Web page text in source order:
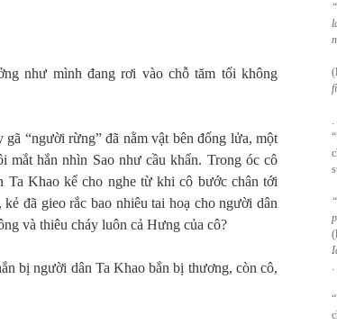
như mình đang rơi vào chỗ tăm tối không
“người rừng” đã nằm vật bên đống lửa, một
mắt hắn nhìn Sao như cầu khẩn. Trong óc cô
Ta Khao kể cho nghe từ khi cô bước chân tới
đã gieo rắc bao nhiêu tai hoạ cho người dân
và thiêu cháy luôn cả Hưng của cô?
bị người dân Ta Khao bắn bị thương, còn cô,
(
.
(
.